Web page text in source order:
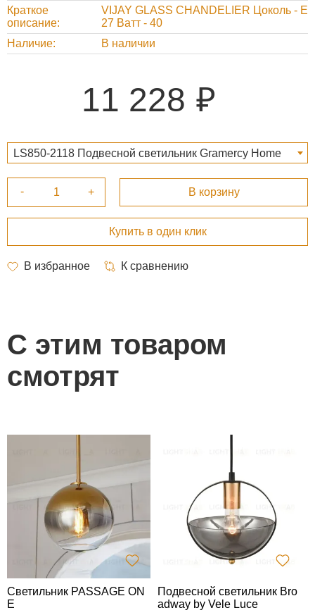
Краткое
описание
VIJAY GLASS CHANDELIER Цоколь - Е
27 Ватт - 40
Наличие
В наличии
11 228
LS850-2118 Подвесной светильник Gramercy Home
С этим товаром
смотрят
Светильник PASSAGE ON
E
Подвесной светильник Bro
adway by Vele Luce